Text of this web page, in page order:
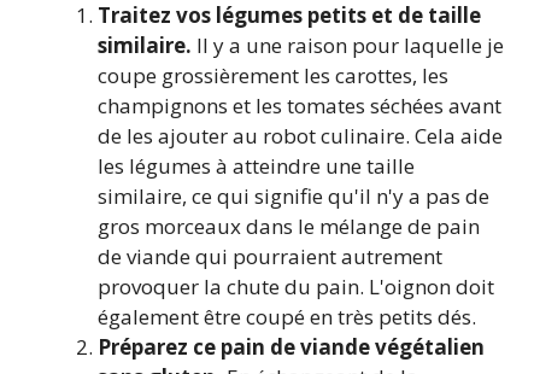
Traitez vos légumes petits et de taille
similaire. Il y a une raison pour laquelle je
coupe grossièrement les carottes, les
champignons et les tomates séchées avant
de les ajouter au robot culinaire. Cela aide
les légumes à atteindre une taille
similaire, ce qui signifie qu'il n'y a pas de
gros morceaux dans le mélange de pain
de viande qui pourraient autrement
provoquer la chute du pain. L'oignon doit
également être coupé en très petits dés.
Préparez ce pain de viande végétalien